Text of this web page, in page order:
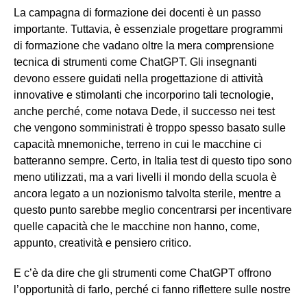
La campagna di formazione dei docenti è un passo
importante. Tuttavia, è essenziale progettare programmi
di formazione che vadano oltre la mera comprensione
tecnica di strumenti come ChatGPT. Gli insegnanti
devono essere guidati nella progettazione di attività
innovative e stimolanti che incorporino tali tecnologie,
anche perché, come notava Dede, il successo nei test
che vengono somministrati è troppo spesso basato sulle
capacità mnemoniche, terreno in cui le macchine ci
batteranno sempre. Certo, in Italia test di questo tipo sono
meno utilizzati, ma a vari livelli il mondo della scuola è
ancora legato a un nozionismo talvolta sterile, mentre a
questo punto sarebbe meglio concentrarsi per incentivare
quelle capacità che le macchine non hanno, come,
appunto, creatività e pensiero critico.
E c’è da dire che gli strumenti come ChatGPT offrono
l’opportunità di farlo, perché ci fanno riflettere sulle nostre